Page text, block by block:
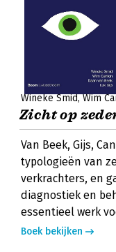
Wineke Smid Wim
Zicht op
Van Beek, Gijs,
typologieën van
verkrachters, en
diagnostiek en
essentieel werk
Boek bekijken